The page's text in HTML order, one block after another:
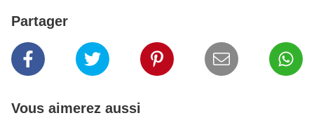
Partager
Vous aimerez aussi